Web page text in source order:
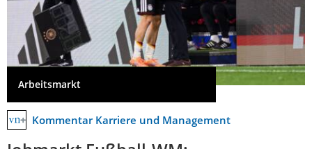
Arbeitsmarkt
Kommentar Karriere und Management